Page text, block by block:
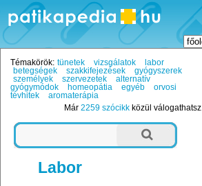
Témakörök: tünetek vizsgálatok
labor
betegségek
szakkifejezések
gyógyszerek
személyek
szervezetek
alternatív
gyógymódok
homeopátia egyéb
orvosi
tévhitek
aromaterápia
Már2259 szócikk közül válogathatsz.
Labor